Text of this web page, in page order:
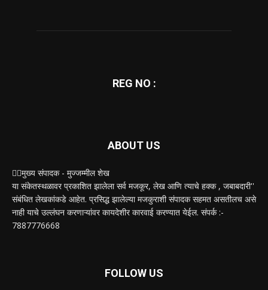
REG NO :
ABOUT US
✍🏻मुख्य संपादक - मुज्जम्मील शेख
या संकेतस्थळावर प्रकाशित झालेला सर्व मजकूर, लेख आणि त्याचे हक्क , जबाबदारी''
संबंधित लेखकांकडे आहेत. प्रसिद्ध झालेल्या मजकुराशी संपादक सहमत असतीलच असे
नाही याचे उल्लंघन करणाऱ्यांवर कायदेशीर कारवाई करण्यात येईल. संपर्क :-
7887776668
FOLLOW US